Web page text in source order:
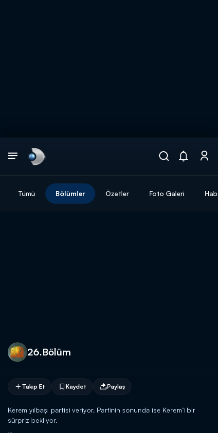
Tümü Bölümler Özetler Foto Galeri
26.Bölüm
Takip Et Kaydet Paylaş
Kerem yılbaşı partisi veriyor. Partinin sonunda ise Kerem’i bir
sürpriz bekliyor.